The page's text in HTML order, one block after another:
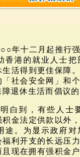
年十二月起推行强
香港的就业人士把
活得到更佳保障
「社会安全网」和
退休生活而倡议的
白到，有些人士
金法定供款以外
途。为显示政府
利开支的长远压
现在拥有强积金